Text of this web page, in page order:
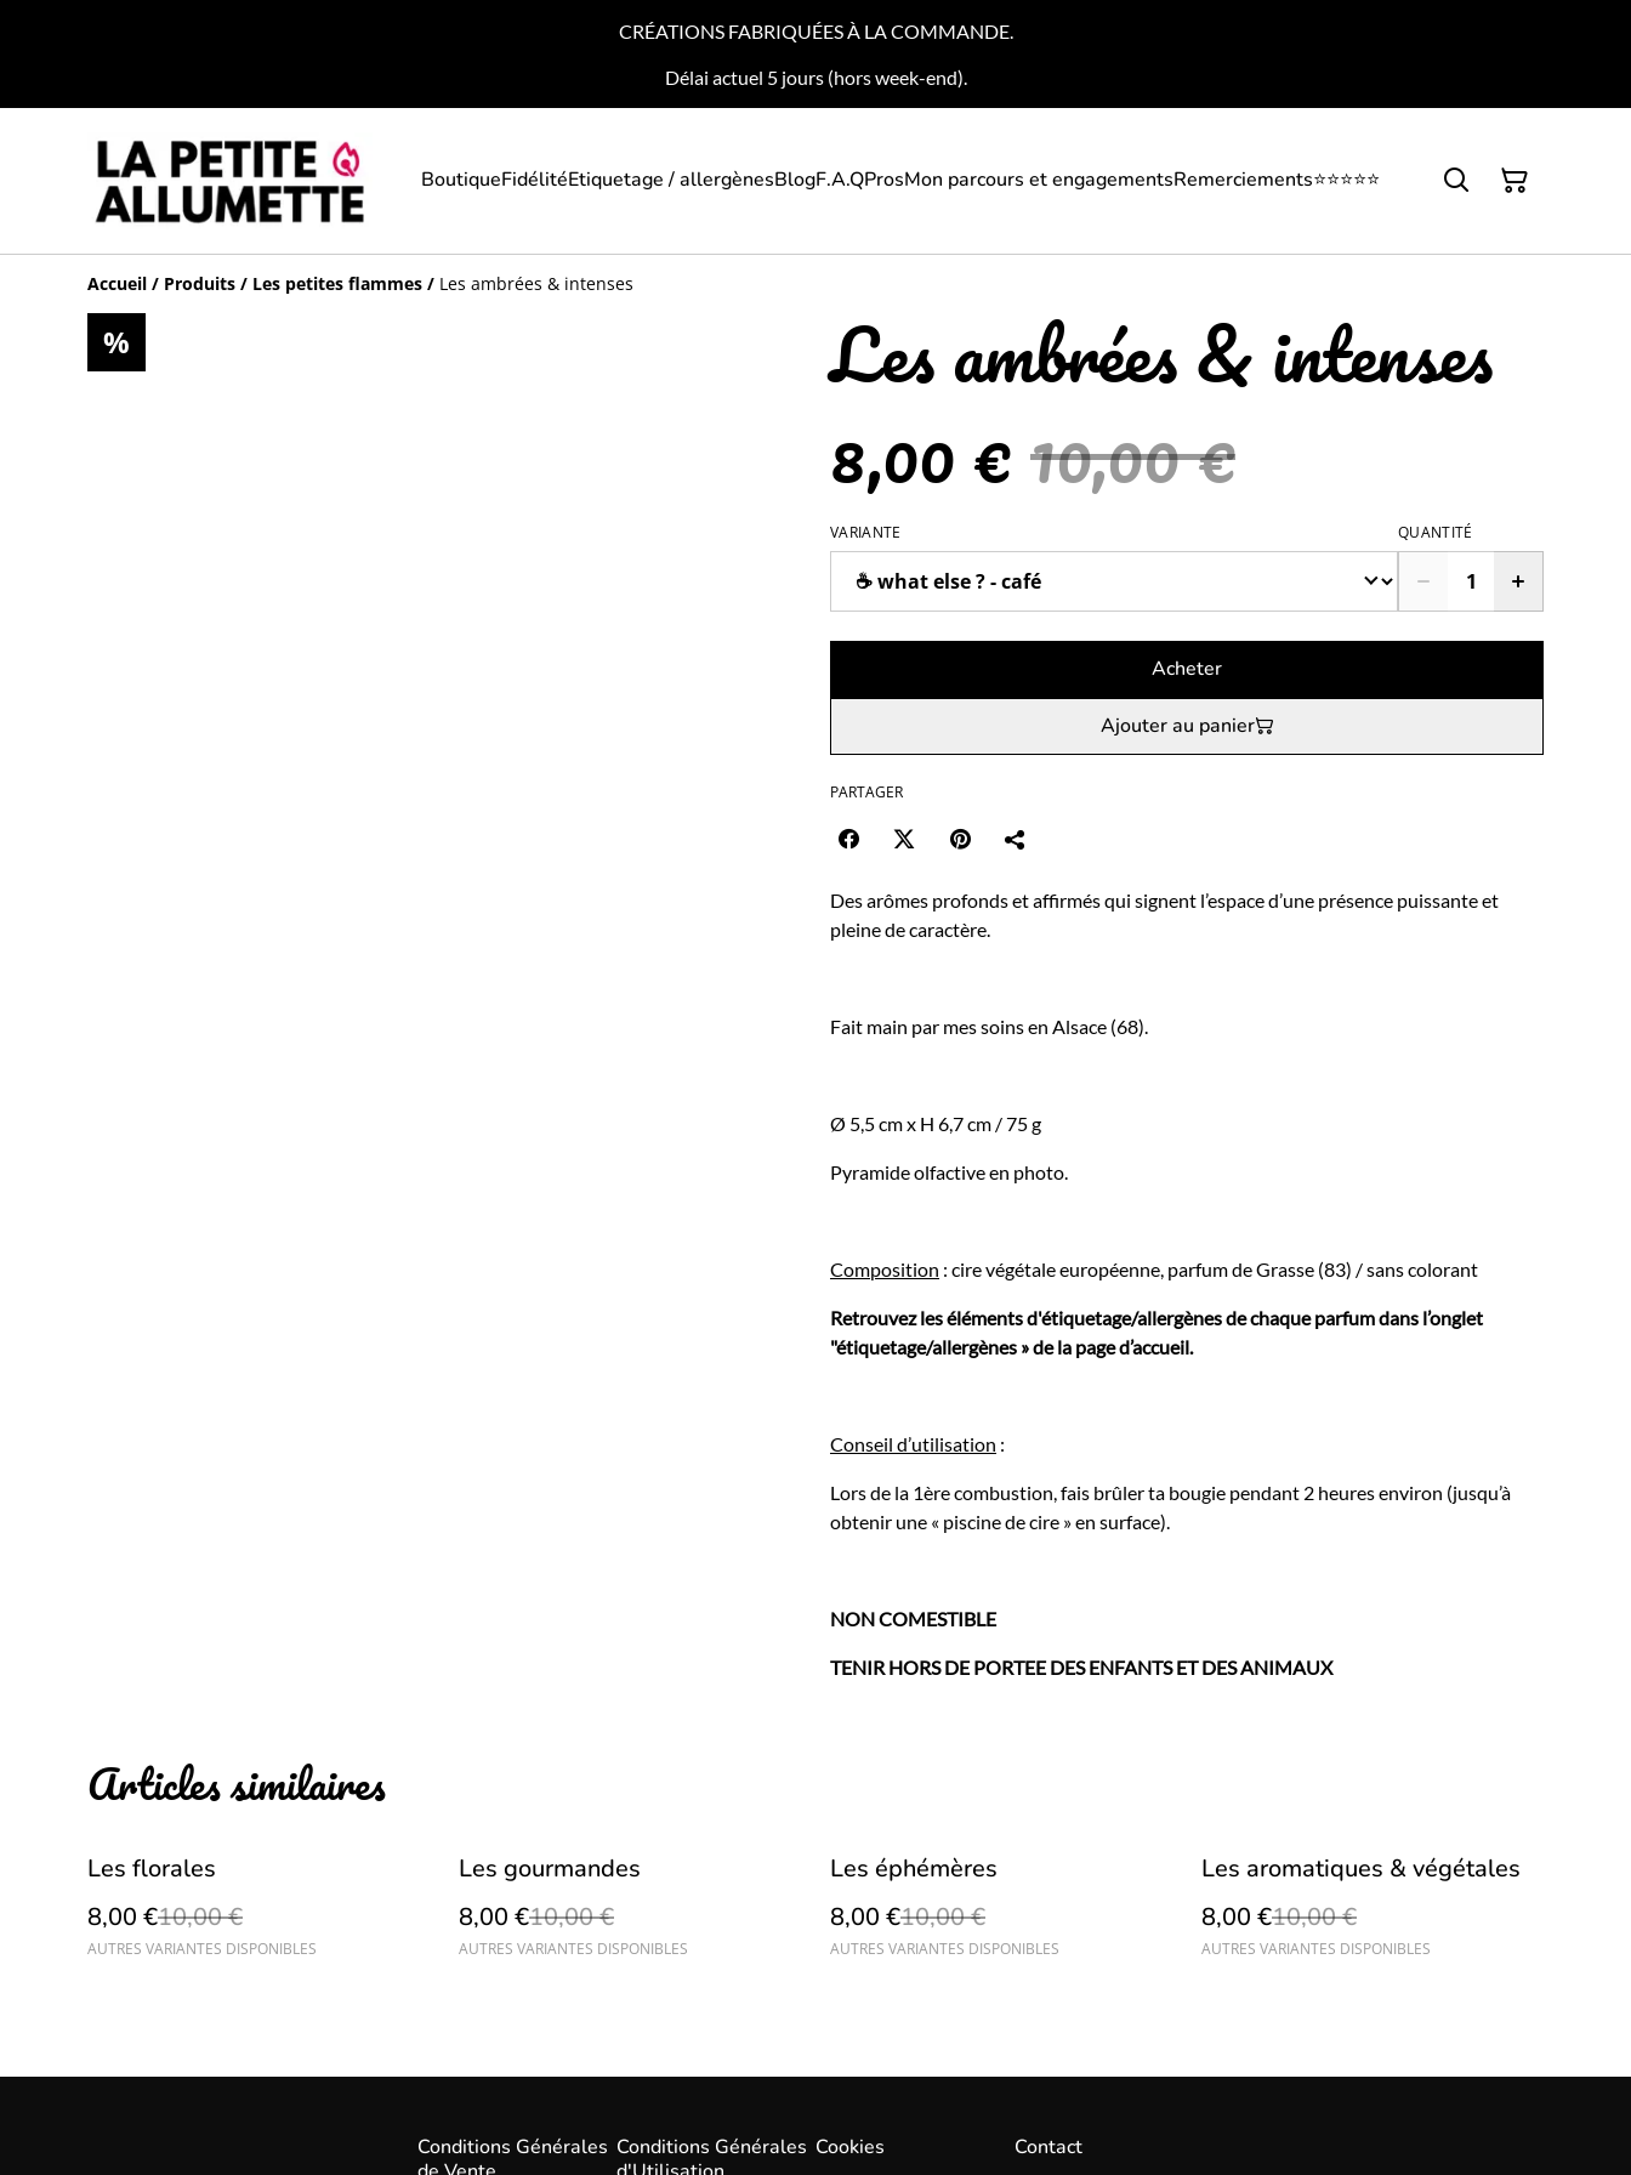
CRÉATIONS FABRIQUÉES À LA COMMANDE.
Délai actuel 5 jours (hors week-end).
BoutiqueFidélitéEtiquetage / allergènesBlogF.A.QProsMon parcours et engagementsRemerciements⭐⭐⭐⭐⭐
Accueil / Produits / Les petites flammes / Les ambrées & intenses
%
Les ambrées & intenses
8,00 €10,00 €
VARIANTE QUANTITÉ
Acheter
Ajouter au panier
PARTAGER
Des arômes profonds et affirmés qui signent l’espace d’une présence puissante et
pleine de caractère.
Fait main par mes soins en Alsace (68).
Ø 5,5 cm x H 6,7 cm / 75 g
Pyramide olfactive en photo.
Composition : cire végétale européenne, parfum de Grasse (83) / sans colorant
Retrouvez les éléments d'étiquetage/allergènes de chaque parfum dans l’onglet
"étiquetage/allergènes » de la page d’accueil.
Conseil d’utilisation :
Lors de la 1ère combustion, fais brûler ta bougie pendant 2 heures environ (jusqu’à
obtenir une « piscine de cire » en surface).
NON COMESTIBLE
TENIR HORS DE PORTEE DES ENFANTS ET DES ANIMAUX
Articles similaires
%
Les florales
8,00 €10,00 €
AUTRES VARIANTES DISPONIBLES
%
Les gourmandes
8,00 €10,00 €
AUTRES VARIANTES DISPONIBLES
%
Les éphémères
8,00 €10,00 €
AUTRES VARIANTES DISPONIBLES
%
Les aromatiques & végétales
8,00 €10,00 €
AUTRES VARIANTES DISPONIBLES
Conditions Générales Conditions Générales Cookies Contact